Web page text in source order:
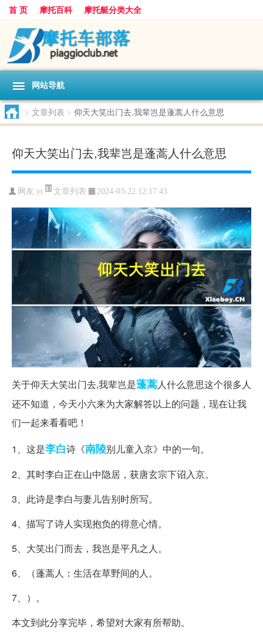
首 页 摩托百科 摩托艇分类大全
网站导航
> 文章列表 > 仰天大笑出门去,我辈岂是蓬蒿人什么意思
仰天大笑出门去,我辈岂是蓬蒿人什么意思
网友:yt 文章列表 2024-03-22 12:17:43
关于仰天大笑出门去,我辈岂是蓬蒿人什么意思这个很多人
还不知道，今天小六来为大家解答以上的问题，现在让我
们一起来看看吧！
1、这是李白诗《南陵别儿童入京》中的一句。
2、其时李白正在山中隐居，获唐玄宗下诏入京。
3、此诗是李白与妻儿告别时所写。
4、描写了诗人实现抱负的得意心情。
5、大笑出门而去，我岂是平凡之人。
6、（蓬蒿人：生活在草野间的人。
7、）。
本文到此分享完毕，希望对大家有所帮助。